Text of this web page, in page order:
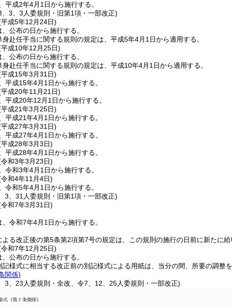
平成2年4月1日から施行する。
、3、3人委規則・旧第1項・一部改正)
成5年12月24日)
、公布の日から施行する。
身赴任手当に関する規則の規定は、平成5年4月1日から適用する。
成10年12月25日)
、公布の日から施行する。
身赴任手当に関する規則の規定は、平成10年4月1日から適用する。
成15年3月31日)
平成15年4月1日から施行する。
成20年11月21日)
平成20年12月1日から施行する。
成21年3月25日)
平成21年4月1日から施行する。
成27年3月31日)
平成27年4月1日から施行する。
成28年3月3日)
平成28年4月1日から施行する。
和3年3月23日)
令和3年4月1日から施行する。
和4年11月4日)
令和5年4月1日から施行する。
3、31人委規則・旧第1項・一部改正)
和7年3月31日)
、令和7年4月1日から施行する。
よる改正後の第5条第2項第7号の規定は、この規則の施行の日前に新たに
和7年12月25日)
、公布の日から施行する。
記様式に相当する改正前の別記様式による用紙は、当分の間、所要の調整
関係)
3、23人委規則・全改、令7、12、25人委規則・一部改正)